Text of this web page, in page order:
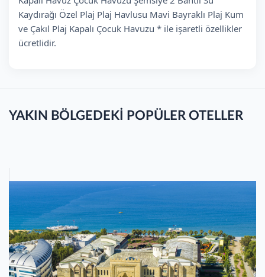
Kaydırağı Özel Plaj Plaj Havlusu Mavi Bayraklı Plaj Kum
ve Çakıl Plaj Kapalı Çocuk Havuzu * ile işaretli özellikler
ücretlidir.
YAKIN BÖLGEDEKİ POPÜLER OTELLER